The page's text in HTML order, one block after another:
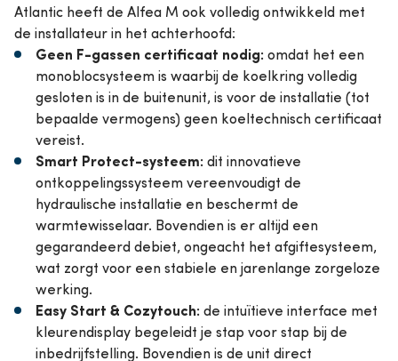
Atlantic heeft de Alfea M ook volledig ontwikkeld met
de installateur in het achterhoofd:
Geen F-gassen certificaat nodig: omdat het een
monoblocsysteem is waarbij de koelkring volledig
gesloten is in de buitenunit, is voor de installatie (tot
bepaalde vermogens) geen koeltechnisch certificaat
vereist.
Smart Protect-systeem: dit innovatieve
ontkoppelingssysteem vereenvoudigt de
hydraulische installatie en beschermt de
warmtewisselaar. Bovendien is er altijd een
gegarandeerd debiet, ongeacht het afgiftesysteem,
wat zorgt voor een stabiele en jarenlange zorgeloze
werking.
Easy Start & Cozytouch: de intuïtieve interface met
kleurendisplay begeleidt je stap voor stap bij de
inbedrijfstelling. Bovendien is de unit direct